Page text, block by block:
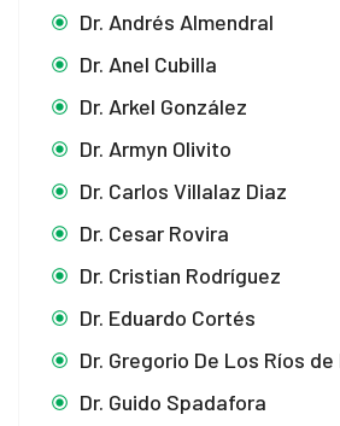
Dr. Andrés Almendral
Dr. Anel Cubilla
Dr. Arkel González
Dr. Armyn Olivito
Dr. Carlos Villalaz Diaz
Dr. Cesar Rovira
Dr. Cristian Rodríguez
Dr. Eduardo Cortés
Dr. Gregorio De Los Ríos de
Dr. Guido Spadafora